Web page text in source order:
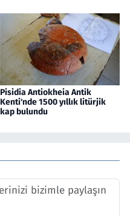
Pisidia Antiokheia Antik
Kenti'nde 1500 yıllık litürjik
kap bulundu